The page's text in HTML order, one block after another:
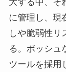
大する中、そ
に管理し、現
しや脆弱性リ
る。ボッシュ
ツールを採用